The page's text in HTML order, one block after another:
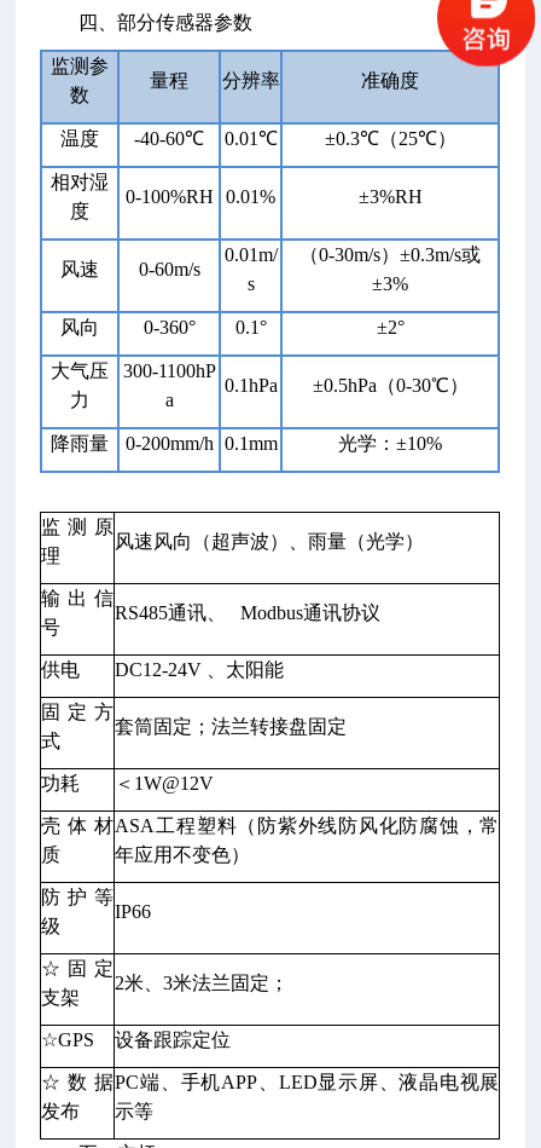
四、部分传感器参数
监测参
数
量程 分辨率 准确度
温度 -40-60℃ 0.01℃ ±0.3℃（25℃）
相对湿
度
0-100%RH 0.01% ±3%RH
风速 0-60m/s
0.01m/
s
（0-30m/s）±0.3m/s或
±3%
风向 0-360° 0.1° ±2°
大气压
力
300-1100hP
a
0.1hPa ±0.5hPa（0-30℃）
降雨量 0-200mm/h 0.1mm 光学：±10%
监测原
理
风速风向（超声波）、雨量（光学）
输出信
号
RS485通讯、 Modbus通讯协议
供电 DC12-24V 、太阳能
固定方
式
套筒固定；法兰转接盘固定
功耗 ＜1W@12V
壳体材
质
ASA工程塑料（防紫外线防风化防腐蚀，常
年应用不变色）
防护等
级
IP66
☆固定
支架
2米、3米法兰固定；
☆GPS 设备跟踪定位
☆数据
发布
PC端、手机APP、LED显示屏、液晶电视展
示等